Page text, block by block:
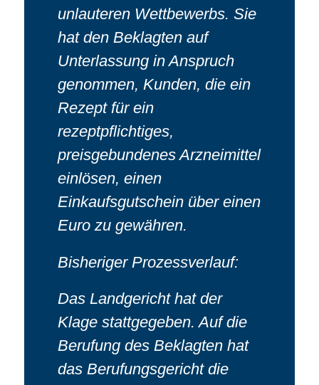
unlauteren Wettbewerbs. Sie
hat den Beklagten auf
Unterlassung in Anspruch
genommen, Kunden, die ein
Rezept für ein
rezeptpflichtiges,
preisgebundenes Arzneimittel
einlösen, einen
Einkaufsgutschein über einen
Euro zu gewähren.
Bisheriger Prozessverlauf:
Das Landgericht hat der
Klage stattgegeben. Auf die
Berufung des Beklagten hat
das Berufungsgericht die